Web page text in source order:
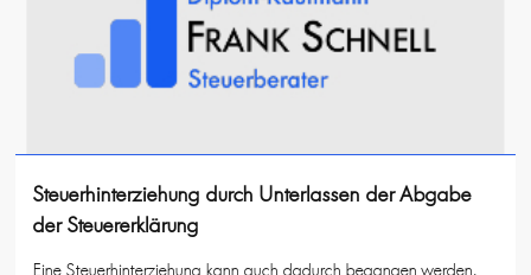
Steuerhinterziehung durch Unterlassen der Abgabe
der Steuererklärung